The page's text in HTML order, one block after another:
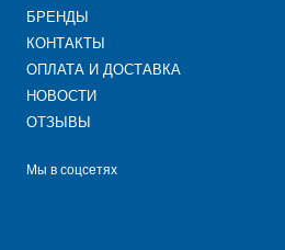
БРЕНДЫ
КОНТАКТЫ
ОПЛАТА И ДОСТАВКА
НОВОСТИ
ОТЗЫВЫ
Мы в соцсетях